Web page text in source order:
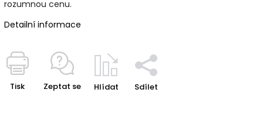
rozumnou cenu.
Detailní informace
Tisk Zeptat se Hlídat Sdílet